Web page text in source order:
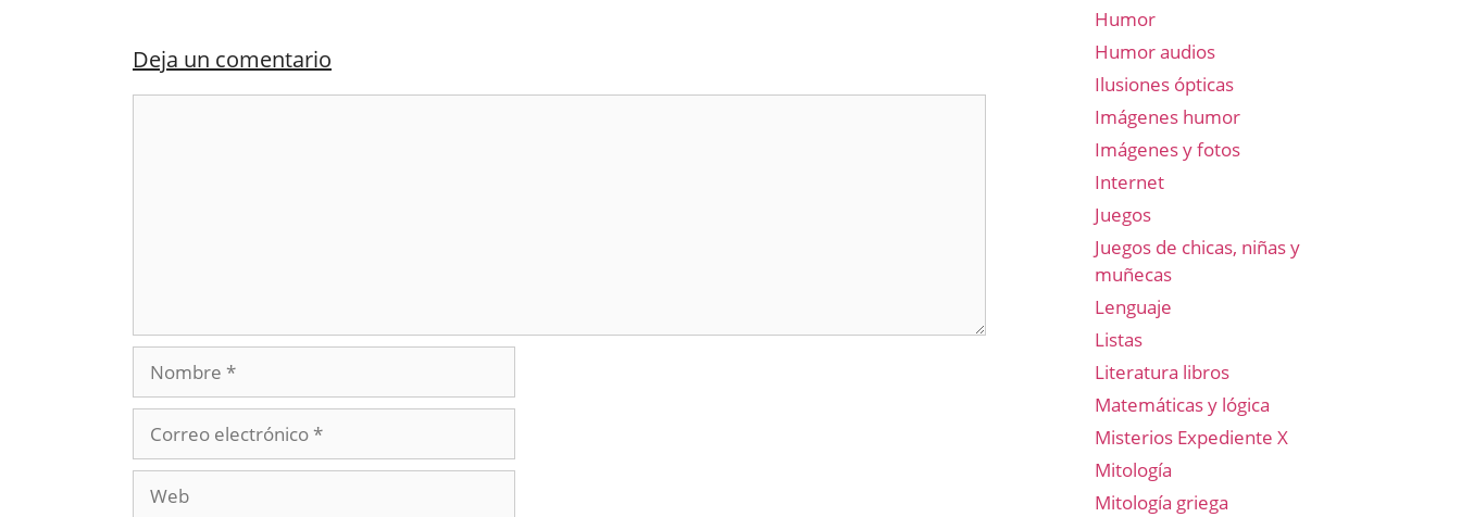
Deja un comentario
Nombre
electrónico
Humor
Humor audios
Ilusiones ópticas
Imágenes humor
Imágenes y fotos
Internet
Juegos
Juegos de chicas, niñas y
muñecas
Lenguaje
Listas
Literatura libros
Matemáticas y lógica
Misterios Expediente X
Mitología
Mitología griega